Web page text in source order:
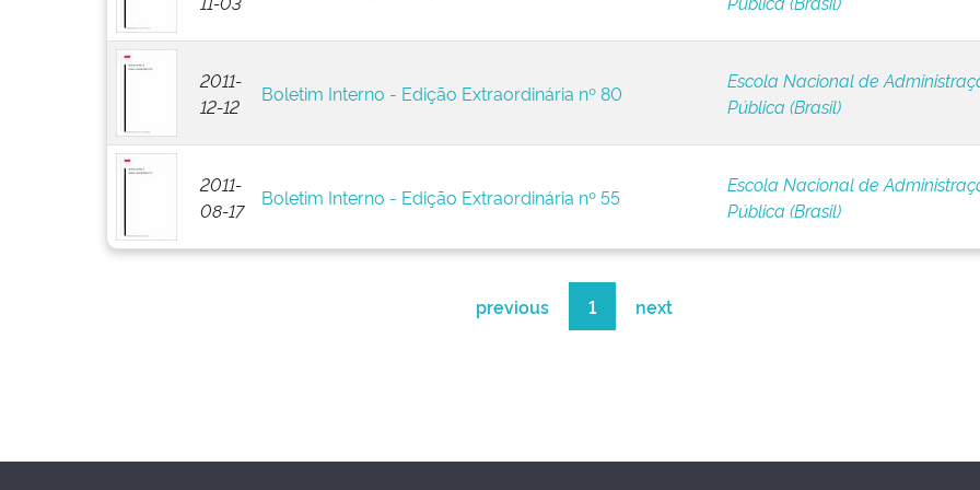
2011-
12-12
Boletim Interno - Edição Extraordinária nº 80
Escola Nacional de
Pública (Brasil)
2011-
08-17
Boletim Interno - Edição Extraordinária nº 55
Escola Nacional de
Pública (Brasil)
previous 1 next